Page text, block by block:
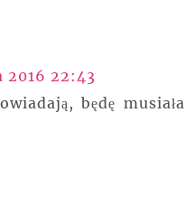
2016 22:43
będę musiała